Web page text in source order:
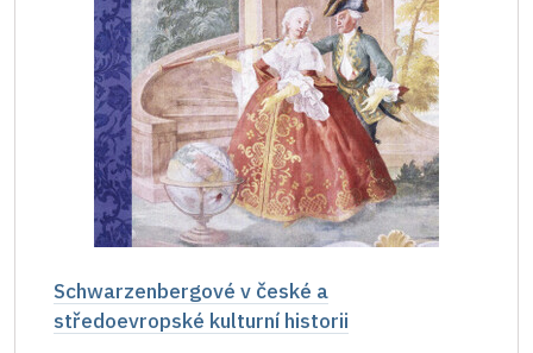
Schwarzenbergové v české a
středoevropské kulturní historii